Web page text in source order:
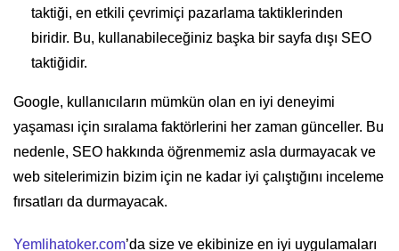
taktiği, en etkili çevrimiçi pazarlama taktiklerinden
biridir. Bu, kullanabileceğiniz başka bir sayfa dışı SEO
taktiğidir.
Google, kullanıcıların mümkün olan en iyi deneyimi
yaşaması için sıralama faktörlerini her zaman günceller. Bu
nedenle, SEO hakkında öğrenmemiz asla durmayacak ve
web sitelerimizin bizim için ne kadar iyi çalıştığını inceleme
fırsatları da durmayacak.
Yemlihatoker.com’da size ve ekibinize en iyi uygulamaları